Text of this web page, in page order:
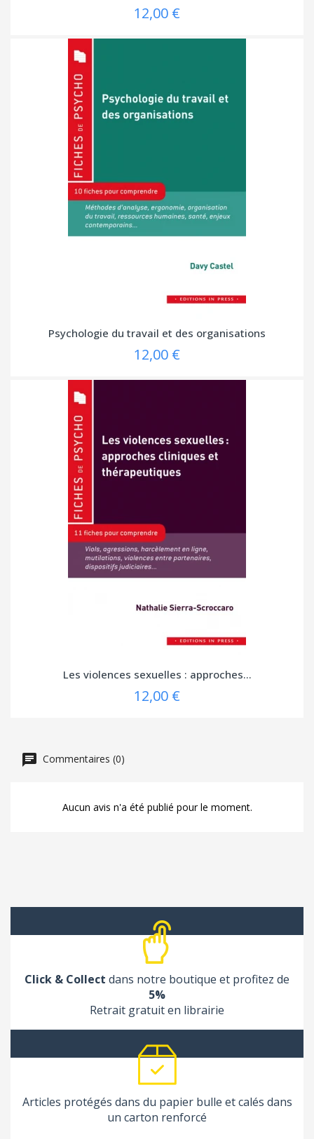
12,00 €
Psychologie du travail et des organisations
12,00 €
Les violences sexuelles : approches...
12,00 €
Commentaires (0)
Aucun avis n'a été publié pour le moment.
Click & Collect dans notre boutique et profitez de
5%
Retrait gratuit en librairie
Articles protégés dans du papier bulle et calés dans
un carton renforcé